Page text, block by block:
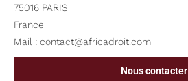
75016 PARIS
France
Mail : contact@africadroit.com
Nous contacter